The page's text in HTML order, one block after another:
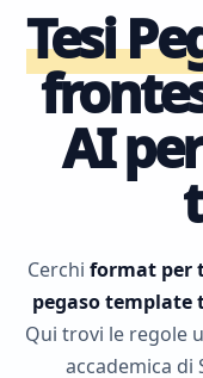
Tesi
AI
Cerchi format per
pegaso template
Qui trovi le regole
accademica di